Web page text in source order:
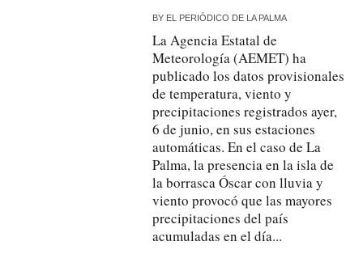
BY EL PERIÓDICO DE LA PALMA
La Agencia Estatal de
Meteorología (AEMET) ha
publicado los datos provisionales
de temperatura, viento y
precipitaciones registrados ayer,
6 de junio, en sus estaciones
automáticas. En el caso de La
Palma, la presencia en la isla de
la borrasca Óscar con lluvia y
viento provocó que las mayores
precipitaciones del país
acumuladas en el día...